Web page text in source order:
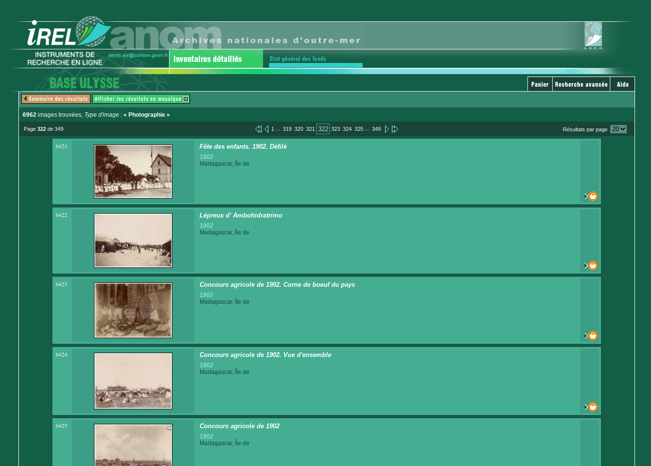
6962 images trouvées, Type d'image : « Photographie »
Page 322 de 349 1 ... 319 320 321 322 323 324 325 ... 349 Résultats par page
6421 Fête des enfants. 1902. Défilé
1902
Madagascar, Île de
6422 Lépreux d' Ambohidratrimo
1902
Madagascar, Île de
6423 Concours agricole de 1902. Corne de boeuf du pays
1902
Madagascar, Île de
6424 Concours agricole de 1902. Vue d'ensemble
1902
Madagascar, Île de
6425 Concours agricole de 1902
1902
Madagascar, Île de